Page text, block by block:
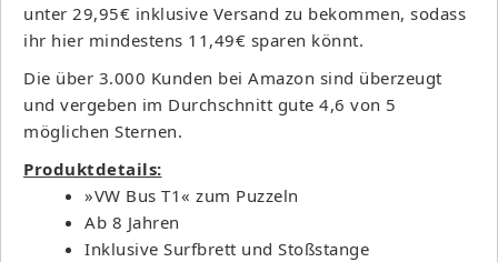
unter 29,95€ inklusive Versand zu bekommen, sodass
ihr hier mindestens 11,49€ sparen könnt.
Die über 3.000 Kunden bei Amazon sind überzeugt
und vergeben im Durchschnitt gute 4,6 von 5
möglichen Sternen.
Produktdetails:
»VW Bus T1« zum Puzzeln
Ab 8 Jahren
Inklusive Surfbrett und Stoßstange